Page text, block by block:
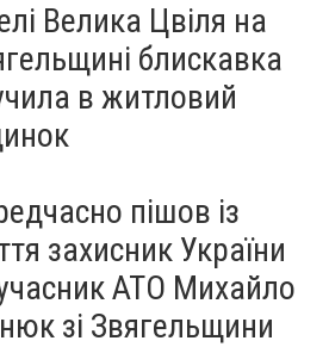
Велика Цвіля на
блискавка
в житловий
пішов із
захисник України
АТО Михайло
зі Звягельщини